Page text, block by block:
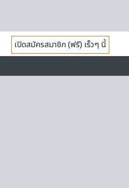
เปิดสมัครสมาชิก (ฟรี) เร็วๆ นี้